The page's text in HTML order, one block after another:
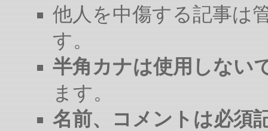
他人を中傷する記事は
す。
半角カナは使用しない
ます。
名前、コメントは必須